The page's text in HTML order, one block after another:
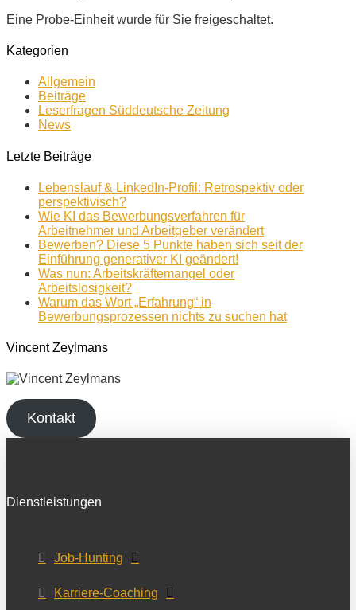
Eine Probe-Einheit wurde für Sie freigeschaltet.
Kategorien
Allgemein
Beiträge
Leserfragen Süddeutsche Zeitung
News
Letzte Beiträge
Lebenslauf & LinkedIn-Profil: Retrospektiv oder
perspektivisch?
Wie KI das Bewerbungsverfahren für
Arbeitnehmer und Arbeitgeber verändert
Bewerben? Diese 5 Punkte haben sich seit der
Einführung generativer KI geändert!
Was nun: Arbeitskräftemangel oder
Arbeitslosigkeit?
Warum das Wort „Erfahrung“ in
Bewerbungsprozessen nichts zu suchen hat
Vincent Zeylmans
Kontakt
Dienstleistungen
Job-Hunting
Karriere-Coaching